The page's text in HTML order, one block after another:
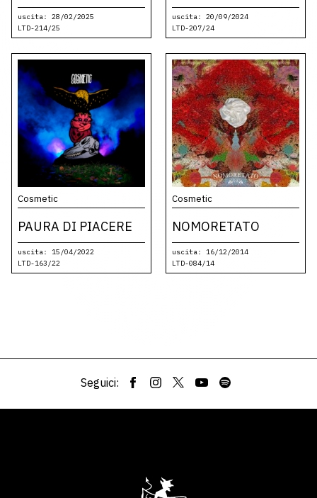
uscita: 28/02/2025
LTD-214/25
uscita: 20/09/2024
LTD-207/24
Cosmetic
PAURA DI PIACERE
uscita: 15/04/2022
LTD-163/22
Cosmetic
NOMORETATO
uscita: 16/12/2014
LTD-084/14
Seguici: